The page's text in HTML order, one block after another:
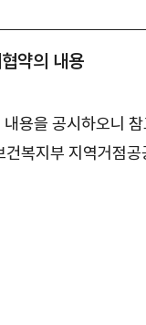
약의 내용
용을 공시하오니
복지부 지역거점